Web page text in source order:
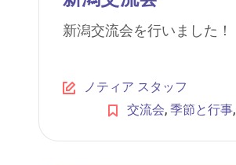
新潟交流会を行いました！
ノティア スタッフ
交流会, 季節と行事,